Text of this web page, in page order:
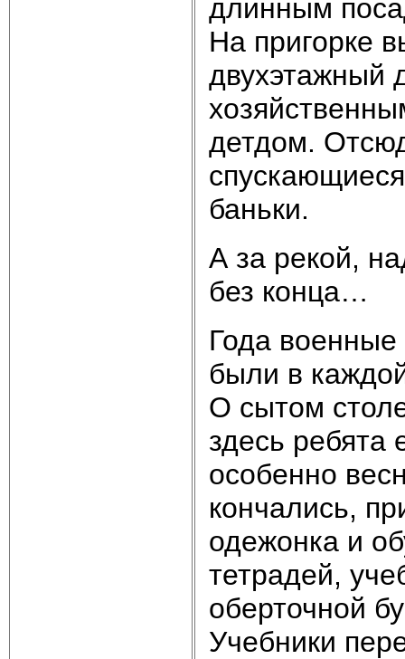
длинным
На пригорке
двухэтажный
детдом.
баньки.
А за рекой,
без конца…
Года
были в
О сытом
здесь
особенно
кончались,
одежонка и
тетрадей,
оберточной
Учебники